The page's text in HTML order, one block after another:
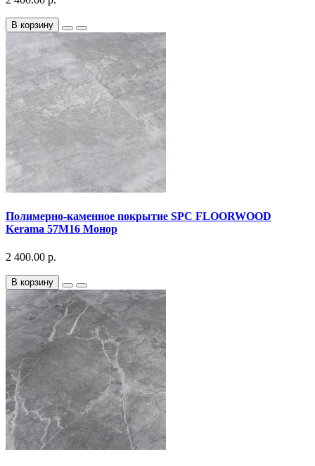
В корзину
Полимерно-каменное покрытие SPC FLOORWOOD
Kerama 57M16 Монор
2 400.00 р.
В корзину